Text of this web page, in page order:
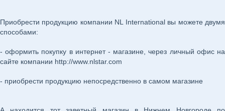
Приобрести продукцию компании NL International вы можете двумя
способами:
- оформить покупку в интернет - магазине, через личный офис на
сайте компании http://www.nlstar.com
- приобрести продукцию непосредственно в самом магазине